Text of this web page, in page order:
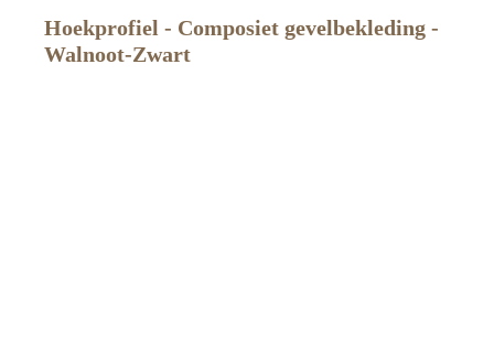
Hoekprofiel - Composiet gevelbekleding -
Walnoot-Zwart